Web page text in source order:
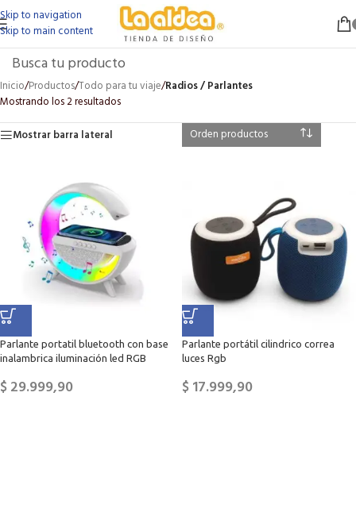
Skip to navigation
Skip to main content
Inicio/Productos/Todo para tu viaje/Radios / Parlantes
Mostrando los 2 resultados
Mostrar barra lateral
Parlante portatil bluetooth con base
inalambrica iluminación led RGB
$29.999,90
Parlante portátil cilindrico correa
luces Rgb
$17.999,90